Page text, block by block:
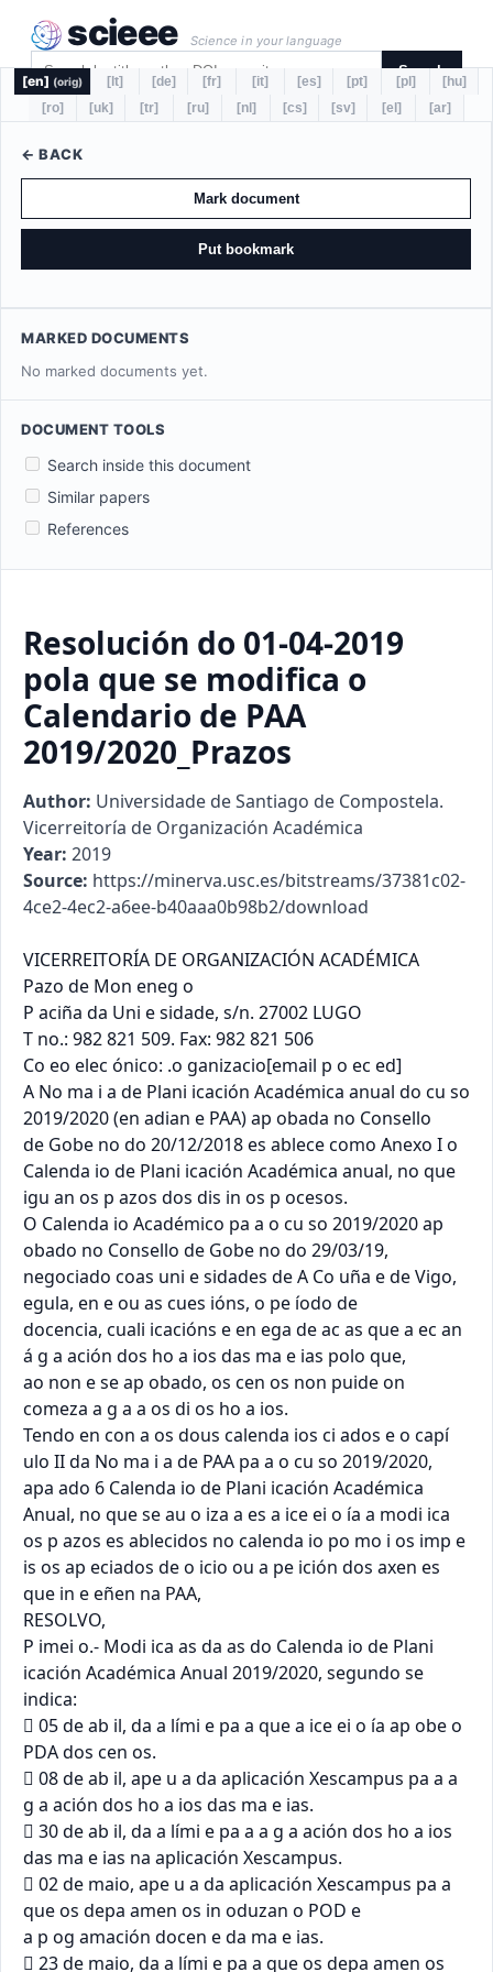
scieee Science in your language
Search
[en] (orig) [lt] [de] [fr] [it] [es] [pt] [pl]
[hu]
[ro]
[uk] [tr] [ru] [nl] [cs] [sv] [el] [ar]
← BACK
Mark document
Put bookmark
MARKED DOCUMENTS
No marked documents yet.
DOCUMENT TOOLS
Search inside this document
Similar papers
References
Resolución do 01-04-2019
pola que se modifica o
Calendario de PAA
2019/2020_Prazos
Author: Universidade de Santiago de Compostela.
Vicerreitoría de Organización Académica
Year: 2019
Source: https://minerva.usc.es/bitstreams/37381c02-
4ce2-4ec2-a6ee-b40aaa0b98b2/download
VICERREITORÍA DE ORGANIZACIÓN ACADÉMICA
Pazo de Mon eneg o
P aciña da Uni e sidade, s/n. 27002 LUGO
T no.: 982 821 509. Fax: 982 821 506
Co eo elec ónico: .o ganizacio[email p o ec ed]
A No ma i a de Plani icación Académica anual do cu so
2019/2020 (en adian e PAA) ap obada no Consello
de Gobe no do 20/12/2018 es ablece como Anexo I o
Calenda io de Plani icación Académica anual, no que
igu an os p azos dos dis in os p ocesos.
O Calenda io Académico pa a o cu so 2019/2020 ap
obado no Consello de Gobe no do 29/03/19,
negociado coas uni e sidades de A Co uña e de Vigo,
egula, en e ou as cues ións, o pe íodo de
docencia, cuali icacións e en ega de ac as que a ec an
á g a ación dos ho a ios das ma e ias polo que,
ao non e se ap obado, os cen os non puide on
comeza a g a a os di os ho a ios.
Tendo en con a os dous calenda ios ci ados e o capí
ulo II da No ma i a de PAA pa a o cu so 2019/2020,
apa ado 6 Calenda io de Plani icación Académica
Anual, no que se au o iza a es a ice ei o ía a modi ica
os p azos es ablecidos no calenda io po mo i os imp e
is os ap eciados de o icio ou a pe ición dos axen es
que in e eñen na PAA,
RESOLVO,
P imei o.- Modi ica as da as do Calenda io de Plani
icación Académica Anual 2019/2020, segundo se
indica:
 05 de ab il, da a lími e pa a que a ice ei o ía ap obe o
PDA dos cen os.
 08 de ab il, ape u a da aplicación Xescampus pa a a
g a ación dos ho a ios das ma e ias.
 30 de ab il, da a lími e pa a a g a ación dos ho a ios
das ma e ias na aplicación Xescampus.
 02 de maio, ape u a da aplicación Xescampus pa a
que os depa amen os in oduzan o POD e
a p og amación docen e da ma e ias.
 23 de maio, da a lími e pa a que os depa amen os